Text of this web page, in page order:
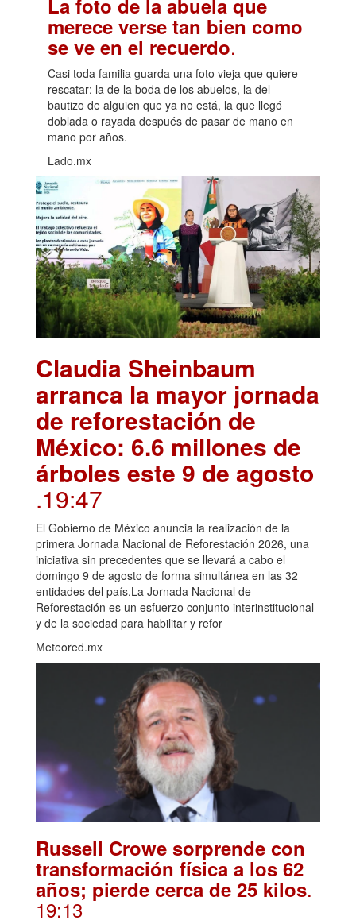
La foto de la abuela que
merece verse tan bien como
se ve en el recuerdo.
Casi toda familia guarda una foto vieja que quiere
rescatar: la de la boda de los abuelos, la del
bautizo de alguien que ya no está, la que llegó
doblada o rayada después de pasar de mano en
mano por años.
Lado.mx
Claudia Sheinbaum
arranca la mayor jornada
de reforestación de
México: 6.6 millones de
árboles este 9 de agosto
.19:47
El Gobierno de México anuncia la realización de la
primera Jornada Nacional de Reforestación 2026, una
iniciativa sin precedentes que se llevará a cabo el
domingo 9 de agosto de forma simultánea en las 32
entidades del país.La Jornada Nacional de
Reforestación es un esfuerzo conjunto interinstitucional
y de la sociedad para habilitar y refor
Meteored.mx
Russell Crowe sorprende con
transformación física a los 62
años; pierde cerca de 25 kilos.
19:13